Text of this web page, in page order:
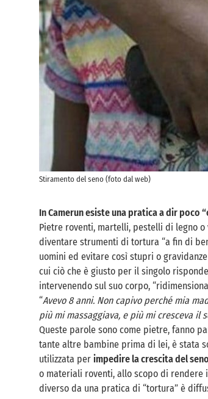
Stiramento del seno (foto dal web)
In Camerun esiste una pratica a dir
Pietre roventi, martelli, pestelli di legno
diventare strumenti di tortura “a fin di
uomini ed evitare così stupri o
cui ciò che è giusto per il singolo
intervenendo sul suo corpo,
“Avevo 8 anni. Non capivo perché mia
più mi massaggiava, e più mi cresceva il
Queste parole sono come pietre, fanno
tante altre bambine prima di lei, è stata
utilizzata per impedire la crescita del
o materiali roventi, allo scopo di rendere
diverso da una pratica di “tortura” è